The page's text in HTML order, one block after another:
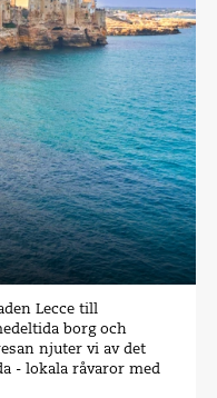
Lecce till
borg och
njuter vi av det
- lokala råvaror med